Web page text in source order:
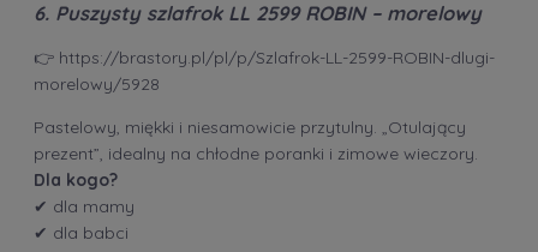
6. Puszysty szlafrok LL 2599 ROBIN – morelowy
👉 https://brastory.pl/pl/p/Szlafrok-LL-2599-ROBIN-dlugi-
morelowy/5928
Pastelowy, miękki i niesamowicie przytulny. „Otulający
prezent”, idealny na chłodne poranki i zimowe wieczory.
Dla kogo?
✔ dla mamy
✔ dla babci